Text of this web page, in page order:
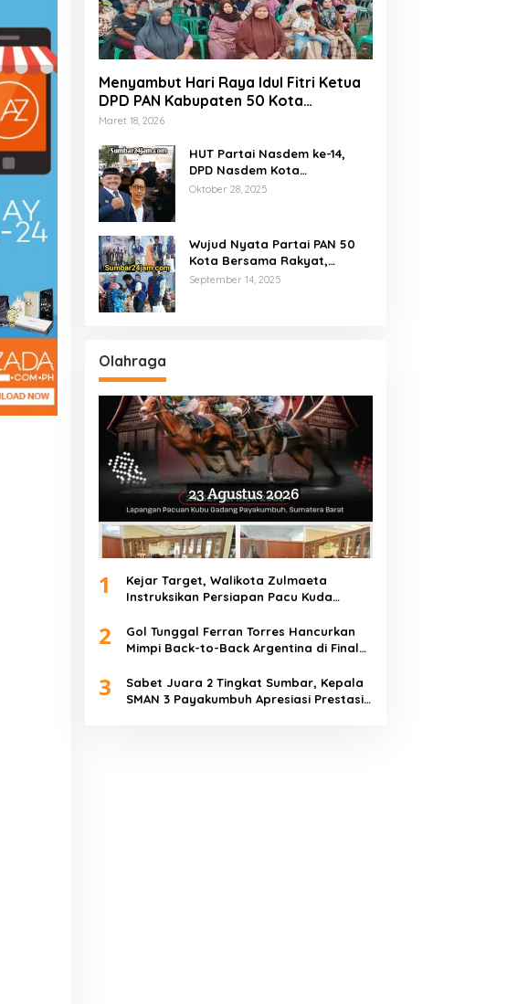
Menyambut Hari Raya Idul Fitri Ketua
DPD PAN Kabupaten 50 Kota
Marsanova Andesra, Salurkan Empat
Miskin
Maret 18, 2026
HUT Partai Nasdem ke-14,
DPD Nasdem Kota
Payakumbuh Gelar Donor
Oktober 28, 2025
Wujud Nyata Partai PAN 50
Kota Bersama Rakyat,
Marsanova Andesra SH,MH
September 14, 2025
Olahraga
1
Kejar Target, Walikota Zulmaeta
Instruksikan Persiapan Pacu Kuda
2
Gol Tunggal Ferran Torres Hancurkan
Mimpi Back-to-Back Argentina di Final
3
Sabet Juara 2 Tingkat Sumbar, Kepala
SMAN 3 Payakumbuh Apresiasi Prestasi